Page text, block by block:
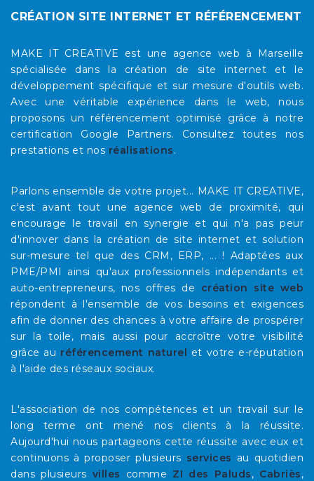
CRÉATION SITE INTERNET ET RÉFÉRENCEMENT
MAKE IT CREATIVE est une agence web à Marseille
spécialisée dans la création de site internet et le
développement spécifique et sur mesure d'outils web.
Avec une véritable expérience dans le web, nous
proposons un référencement optimisé grâce à notre
certification Google Partners. Consultez toutes nos
prestations et nos réalisations.
Parlons ensemble de votre projet... MAKE IT CREATIVE,
c'est avant tout une agence web de proximité, qui
encourage le travail en synergie et qui n'a pas peur
d'innover dans la création de site internet et solution
sur-mesure tel que des CRM, ERP, ... ! Adaptées aux
PME/PMI ainsi qu'aux professionnels indépendants et
auto-entrepreneurs, nos offres de création site web
répondent à l'ensemble de vos besoins et exigences
afin de donner des chances à votre affaire de prospérer
sur la toile, mais aussi pour accroître votre visibilité
grâce au référencement naturel et votre e-réputation
à l'aide des réseaux sociaux.
L'association de nos compétences et un travail sur le
long terme ont mené nos clients à la réussite.
Aujourd'hui nous partageons cette réussite avec eux et
continuons à proposer plusieurs services au quotidien
dans plusieurs villes comme ZI des Paluds, Cabriès,